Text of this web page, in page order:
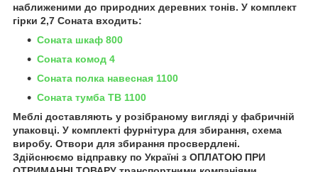
наближеними до природних деревних тонів. У комплект
гірки 2,7 Соната входить:
Соната шкаф 800
Соната комод 4
Соната полка навесная 1100
Соната тумба ТВ 1100
Меблі доставляють у розібраному вигляді у фабричній
упаковці. У комплекті фурнітура для збирання, схема
виробу. Отвори для збирання просвердлені.
Здійснюємо відправку по Україні з ОПЛАТОЮ ПРИ